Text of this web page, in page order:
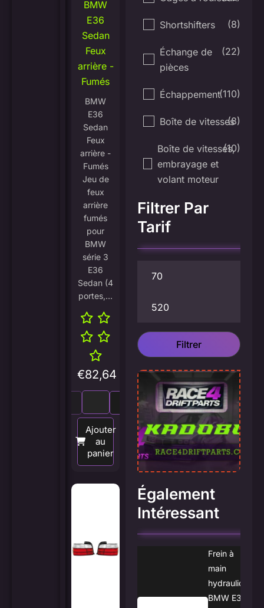
Shortshifters (8)
Échange de
pièces
(22)
Échappement(110)
Boîte de vitesses
(8)
Boîte de vitesses,
embrayage et
volant moteur
(10)
Filtrer Par
Tarif
Filtrer
Également
Intéressant
Frein à
main
hydraulique
BMW E36
BMW
E36
Sedan
Feux
arrière -
Fumés
BMW
E36
Sedan
Feux
arrière -
Fumés
Jeu de
feux
arrière
fumés
pour
BMW
série 3
E36
Sedan (4
portes,...
€82,64
Ajouter
au
panier